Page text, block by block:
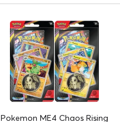
Pokemon ME4 Chaos Rising